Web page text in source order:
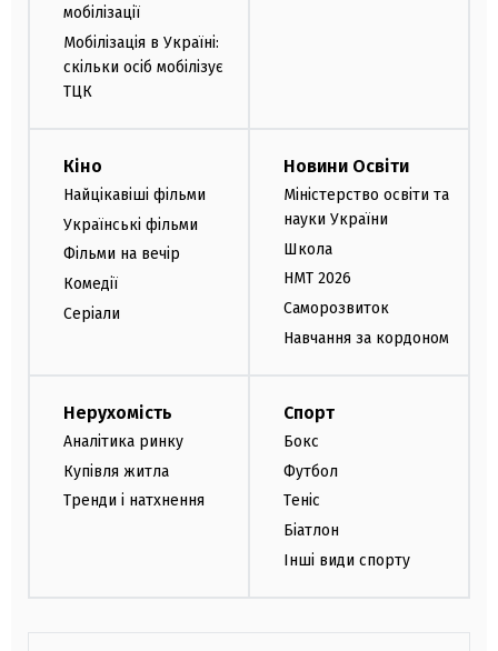
мобілізації
Мобілізація в Україні:
скільки осіб мобілізує
ТЦК
Кіно
Найцікавіші фільми
Українські фільми
Фільми на вечір
Комедії
Серіали
Новини Освіти
Міністерство освіти та
науки України
Школа
НМТ 2026
Саморозвиток
Навчання за кордоном
Нерухомість
Аналітика ринку
Купівля житла
Тренди і натхнення
Спорт
Бокс
Футбол
Теніс
Біатлон
Інші види спорту